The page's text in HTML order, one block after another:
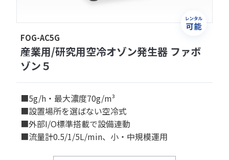
FOG-AC5G
産業用/研究用空冷オゾン発生器 ファボ
ゾン５
■5g/h・最大濃度70g/m³
■設置場所を選ばない空冷式
■外部I/O標準搭載で設備連動
■流量計0.5/1/5L/min、小・中規模運用